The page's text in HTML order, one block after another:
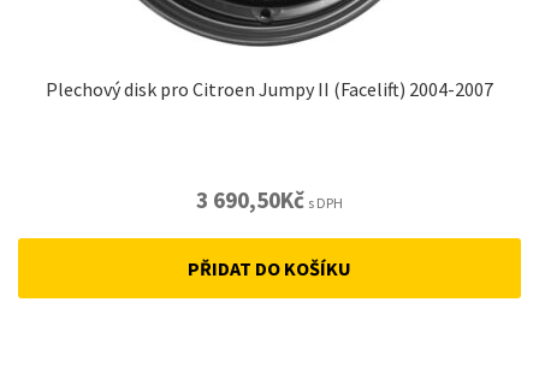
Plechový disk pro Citroen Jumpy II (Facelift) 2004-2007
3 690,50Kč s DPH
PŘIDAT DO KOŠÍKU